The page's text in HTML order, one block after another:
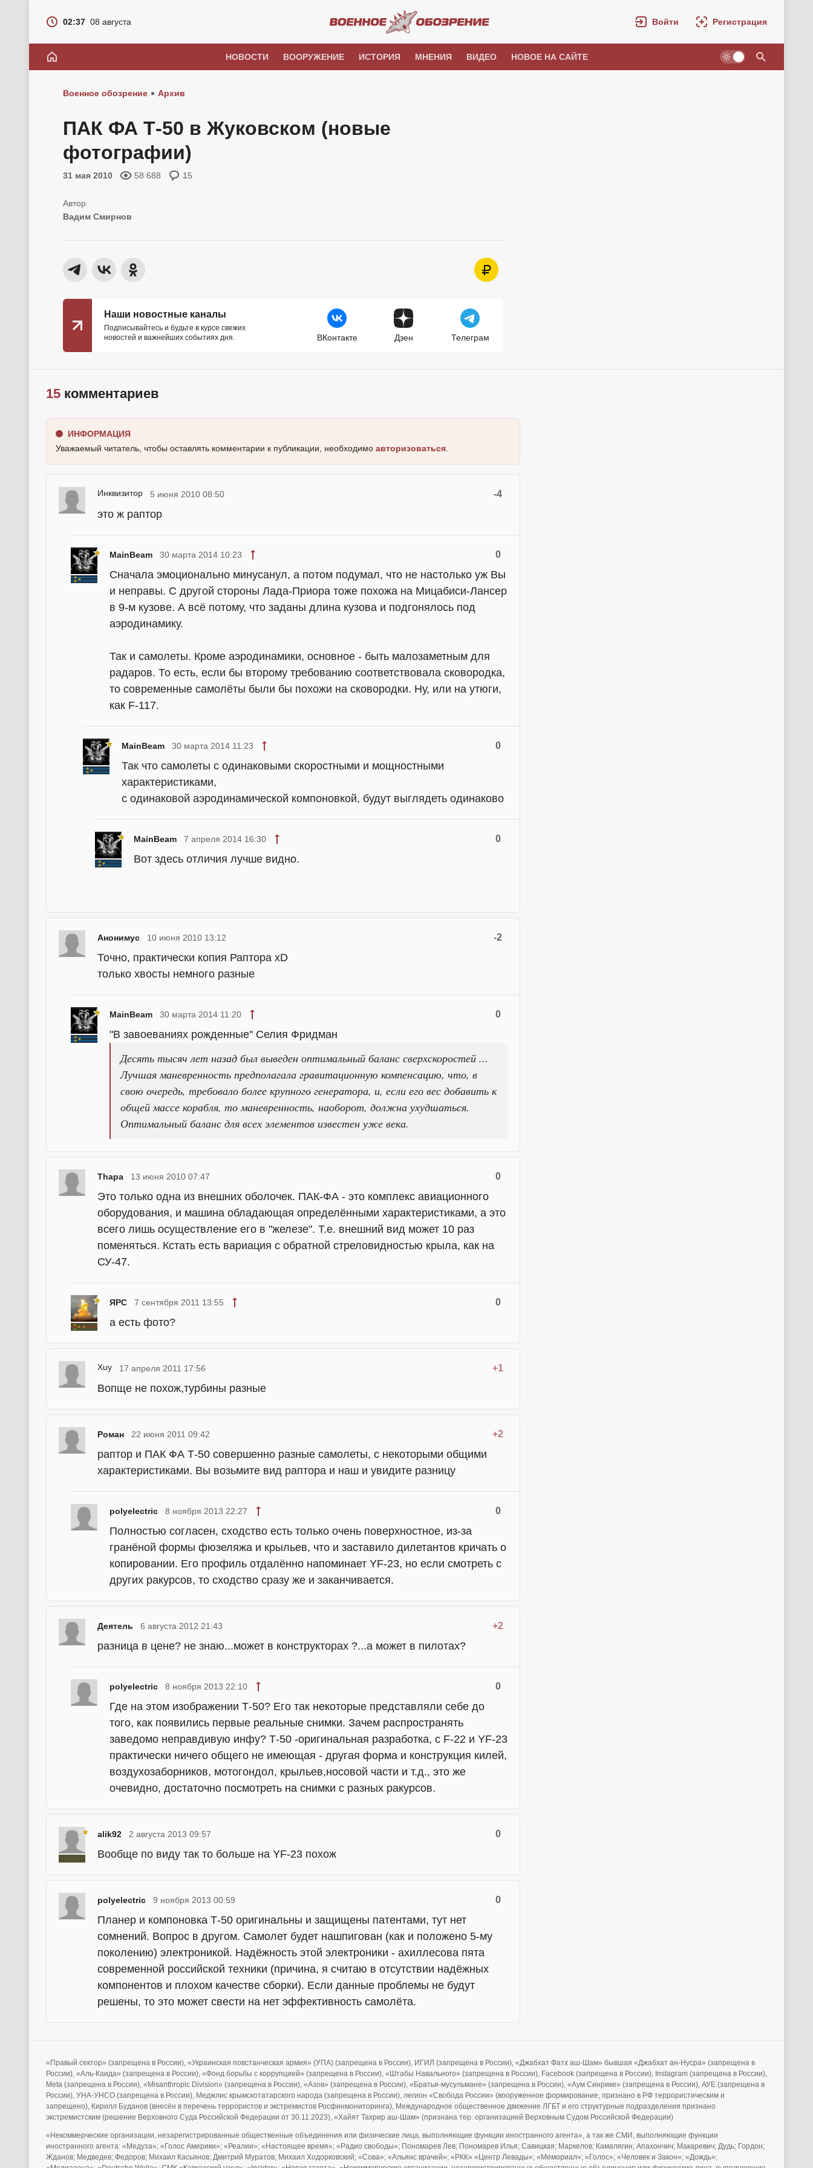
02:37 08 августа Войти Регистрация
НОВОСТИ ВООРУЖЕНИЕ ИСТОРИЯ МНЕНИЯ ВИДЕО НОВОЕ НА САЙТЕ
Военное обозрение Архив
ПАК ФА Т-50 в Жуковском (новые
фотографии)
31 мая 2010 58 688 15
Вадим Смирнов
Наши новостные каналы
Подписывайтесь и будьте в курсе свежих
новостей и важнейших событиях дня.
ВКонтакте Дзен Телеграм
15 комментариев
ИНФОРМАЦИЯ
Уважаемый читатель, чтобы оставлять комментарии к публикации, необходимо авторизоваться
Инквизитор -4
5 июня 2010 08:50
это ж раптор
MainBeam 0
30 марта 2014 10:23
Сначала эмоционально минусанул, а потом подумал, что не настолько уж Вы
и неправы. С другой стороны Лада-Приора тоже похожа на Мицабиси-Лансер
в 9-м кузове. А всё потому, что заданы длина кузова и подгонялось под
аэродинамику.
Так и самолеты. Кроме аэродинамики, основное - быть малозаметным для
радаров. То есть, если бы второму требованию соответствовала сковородка,
то современные самолёты были бы похожи на сковородки. Ну, или на утюги,
как F-117.
MainBeam 0
30 марта 2014 11:23
Так что самолеты с одинаковыми скоростными и мощностными
характеристиками,
с одинаковой аэродинамической компоновкой, будут выглядеть одинаково
MainBeam 0
7 апреля 2014 16:30
Вот здесь отличия лучше видно.
Анонимус -2
10 июня 2010 13:12
Точно, практически копия Раптора xD
только хвосты немного разные
MainBeam 0
30 марта 2014 11:20
"В завоеваниях рожденные" Селия Фридман
Десять тысяч лет назад был выведен оптимальный баланс сверхскоростей ...
Лучшая маневренность предполагала гравитационную компенсацию, что, в
свою очередь, требовало более крупного генератора, и, если его вес добавить к
общей массе корабля, то маневренность, наоборот, должна ухудшаться.
Оптимальный баланс для всех элементов известен уже века.
Thapa 0
13 июня 2010 07:47
Это только одна из внешних оболочек. ПАК-ФА - это комплекс авиационного
оборудования, и машина обладающая определёнными характеристиками, а это
всего лишь осуществление его в "железе". Т.е. внешний вид может 10 раз
поменяться. Кстать есть вариация с обратной стреловидностью крыла, как на
СУ-47.
ЯРС 0
7 сентября 2011 13:55
а есть фото?
Xuy +1
17 апреля 2011 17:56
Вопще не похож,турбины разные
Роман +2
22 июня 2011 09:42
раптор и ПАК ФА Т-50 совершенно разные самолеты, с некоторыми общими
характеристиками. Вы возьмите вид раптора и наш и увидите разницу
polyelectric 0
8 ноября 2013 22:27
Полностью согласен, сходство есть только очень поверхностное, из-за
гранёной формы фюзеляжа и крыльев, что и заставило дилетантов кричать о
копировании. Его профиль отдалённо напоминает YF-23, но если смотреть с
других ракурсов, то сходство сразу же и заканчивается.
Деятель +2
6 августа 2012 21:43
разница в цене? не знаю...может в конструкторах ?...а может в пилотах?
polyelectric 0
8 ноября 2013 22:10
Где на этом изображении Т-50? Его так некоторые представляли себе до
того, как появились первые реальные снимки. Зачем распространять
заведомо неправдивую инфу? Т-50 -оригинальная разработка, с F-22 и YF-23
практически ничего общего не имеющая - другая форма и конструкция килей,
воздухозаборников, мотогондол, крыльев,носовой части и т.д., это же
очевидно, достаточно посмотреть на снимки с разных ракурсов.
alik92 0
2 августа 2013 09:57
Вообще по виду так то больше на YF-23 похож
polyelectric 0
9 ноября 2013 00:59
Планер и компоновка Т-50 оригинальны и защищены патентами, тут нет
сомнений. Вопрос в другом. Самолет будет нашпигован (как и положено 5-му
поколению) электроникой. Надёжность этой электроники - ахиллесова пята
современной российской техники (причина, я считаю в отсутствии надёжных
компонентов и плохом качестве сборки). Если данные проблемы не будут
решены, то это может свести на нет эффективность самолёта.
«Правый сектор» (запрещена в России), «Украинская повстанческая армия» (УПА) (запрещена в России), ИГИЛ (запрещена в России), «Джабхат Фатх аш-Шам» бывшая «Джабхат ан-Нусра» (запрещена в
России), «Аль-Каида» (запрещена в России), «Фонд борьбы с коррупцией» (запрещена в России), «Штабы Навального» (запрещена в России), Facebook (запрещена в России), Instagram (запрещена в России),
Meta (запрещена в России), «Misanthropic Division» (запрещена в России), «Азов» (запрещена в России), «Братья-мусульмане» (запрещена в России), «Аум Синрике» (запрещена в России), АУЕ (запрещена в
России), УНА-УНСО (запрещена в России), Меджлис крымскотатарского народа (запрещена в России), легион «Свобода России» (вооруженное формирование, признано в РФ террористическим и
запрещено), Кирилл Буданов (внесён в перечень террористов и экстремистов Росфинмониторинга), Международное общественное движение ЛГБТ и его структурные подразделения признано
экстремистским (решение Верховного Суда Российской Федерации от 30.11.2023), «Хайят Тахрир аш-Шам» (признана тер. организацией Верховным Судом Российской Федерации)
«Некоммерческие организации, незарегистрированные общественные объединения или физические лица, выполняющие функции иностранного агента», а так же СМИ, выполняющие функции
иностранного агента: «Медуза»; «Голос Америки»; «Реалии»; «Настоящее время»; «Радио свободы»; Пономарев Лев; Пономарев Илья; Савицкая; Маркелов; Камалягин; Апахончич; Макаревич; Дудь; Гордон;
Жданов; Медведев; Федоров; Михаил Касьянов; Дмитрий Муратов; Михаил Ходорковский; «Сова»; «Альянс врачей»; «РКК» «Центр Левады»; «Мемориал»; «Голос»; «Человек и Закон»; «Дождь»;